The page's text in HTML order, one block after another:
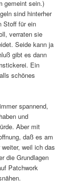
gemeint sein.)
sind hinterher
Stoff für ein
verraten sie
Seide kann ja
gibt es dann
Ein
schönes
spannend,
und
Aber mit
daß es am
weil ich das
die Grundlagen
Patchwork